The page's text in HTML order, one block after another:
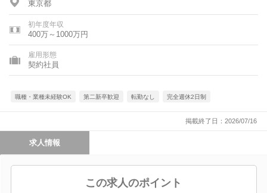
東京都
初年度年収
400万～1000万円
雇用形態
契約社員
職種・業種未経験OK 第二新卒歓迎 転勤なし 完全週休2日制
掲載終了日：2026/07/16
求人情報
この求人のポイント